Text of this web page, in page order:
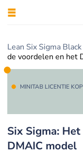
Lean Six Sigma
de voordelen en het
MINITAB LICENTIE
Six Sigma:
DMAIC model